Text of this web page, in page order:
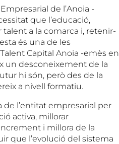
de l’Anoia -
que l’educació,
a la comarca i, retenir-
és una de les
Capital Anoia -emès en
un desconeixement de la
hi són, però des de la
a nivell formatiu.
l’entitat empresarial per
activa, millorar
i millora de la
que l’evolució del sistema